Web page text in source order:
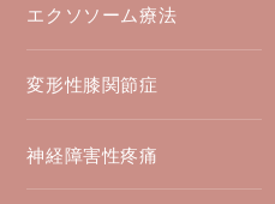
エクソソーム療法
変形性膝関節症
神経障害性疼痛